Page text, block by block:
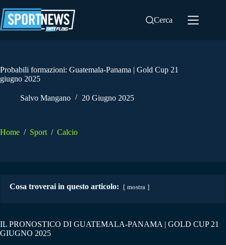
al
contenuto
Cerca
Probabili formazioni: Guatemala-Panama | Gold Cup 21
giugno 2025
Salvo Mangano 20 Giugno 2025
Home / Sport / Calcio
Cosa troverai in questo articolo: mostra
IL PRONOSTICO DI GUATEMALA-PANAMA | GOLD CUP 21
GIUGNO 2025